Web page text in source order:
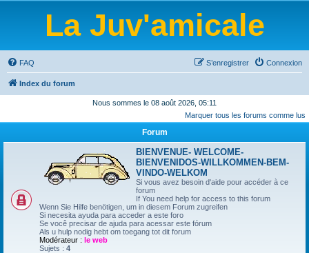
La Juv'amicale
FAQ Connexion
S’enregistrer
Index du forum
Nous sommes le 08 août 2026, 05:11
Marquer tous les forums comme lus
Forum
BIENVENUE- WELCOME-
BIENVENIDOS-WILLKOMMEN-BEM-
VINDO-WELKOM
Si vous avez besoin d'aide pour accéder à ce
forum
If You need help for access to this forum
Wenn Sie Hilfe benötigen, um in diesem Forum zugreifen
Si necesita ayuda para acceder a este foro
Se você precisar de ajuda para acessar este fórum
Als u hulp nodig hebt om toegang tot dit forum
Modérateur : le web
Sujets : 4